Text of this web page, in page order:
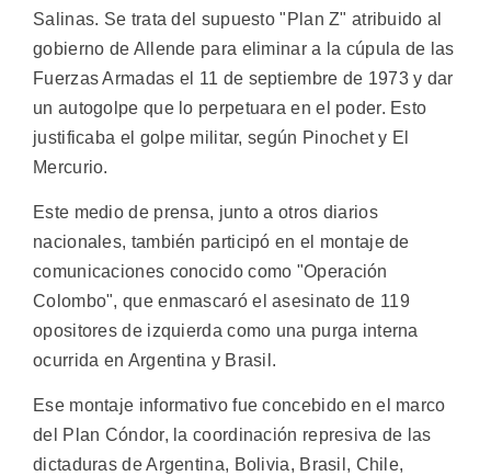
Salinas. Se trata del supuesto "Plan Z" atribuido al
gobierno de Allende para eliminar a la cúpula de las
Fuerzas Armadas el 11 de septiembre de 1973 y dar
un autogolpe que lo perpetuara en el poder. Esto
justificaba el golpe militar, según Pinochet y El
Mercurio.
Este medio de prensa, junto a otros diarios
nacionales, también participó en el montaje de
comunicaciones conocido como "Operación
Colombo", que enmascaró el asesinato de 119
opositores de izquierda como una purga interna
ocurrida en Argentina y Brasil.
Ese montaje informativo fue concebido en el marco
del Plan Cóndor, la coordinación represiva de las
dictaduras de Argentina, Bolivia, Brasil, Chile,